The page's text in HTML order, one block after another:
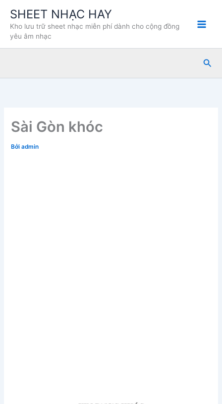
dung
SHEET NHẠC HAY
Kho lưu trữ sheet nhạc miễn phí dành cho cộng đồng
yêu âm nhạc
Tìm
Sài Gòn khóc
Bởiadmin